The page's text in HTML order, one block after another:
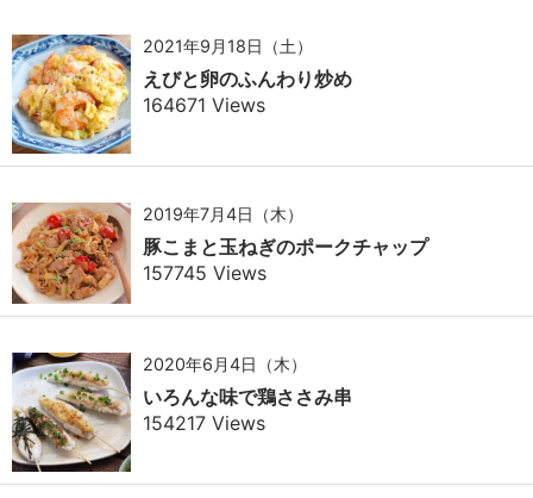
2021年9月18日（土）
えびと卵のふんわり炒め
164671 Views
2019年7月4日（木）
豚こまと玉ねぎのポークチャップ
157745 Views
2020年6月4日（木）
いろんな味で鶏ささみ串
154217 Views